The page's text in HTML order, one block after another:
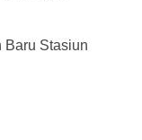
Baru Stasiun